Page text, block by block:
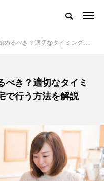
イミングやメリット、頻度、自宅で行う方法を解説
べき？適切なタイミ
で行う方法を解説